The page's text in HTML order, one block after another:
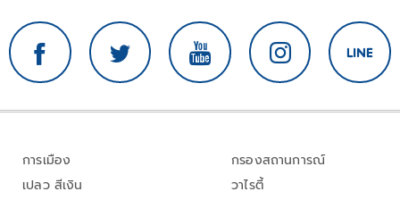
การเมือง
เปลว สีเงิน
กรองสถานการณ์
วาไรตี้